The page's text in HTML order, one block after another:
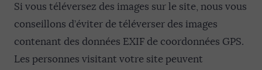
Si vous téléversez des images sur le site, nous vous
conseillons d’éviter de téléverser des images
contenant des données EXIF de coordonnées GPS.
Les personnes visitant votre site peuvent